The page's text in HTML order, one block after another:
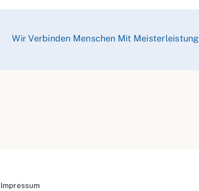
Wir Verbinden Menschen Mit Meisterleistung
Impressum